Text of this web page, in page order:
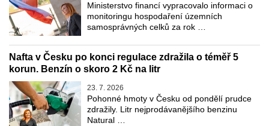
Ministerstvo financí vypracovalo informaci o
monitoringu hospodaření územních
samosprávných celků za rok …
Nafta v Česku po konci regulace zdražila o téměř 5
korun. Benzín o skoro 2 Kč na litr
23. 7. 2026
Pohonné hmoty v Česku od pondělí prudce
zdražily. Litr nejprodávanějšího benzinu
Natural …